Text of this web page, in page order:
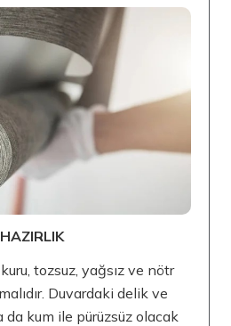
HAZIRLIK
tozsuz, yağsız ve nötr
Duvardaki delik ve
da kum ile pürüzsüz olacak